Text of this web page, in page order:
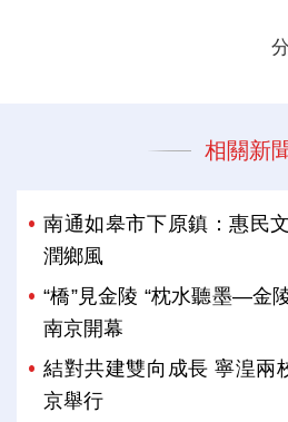
相關新
南通如皋市下原鎮：惠民
潤鄉風
“橋”見金陵 “枕水聽墨—金
南京開幕
結對共建雙向成長 寧湟兩
京舉行